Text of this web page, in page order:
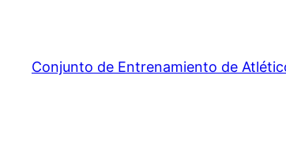
contenido
Conjunto de Entrenamiento de